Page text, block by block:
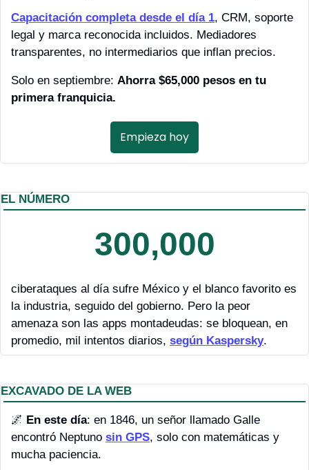
Capacitación completa desde el día 1, CRM, soporte
legal y marca reconocida incluidos. Mediadores
transparentes, no intermediarios que inflan precios.
Solo en septiembre: Ahorra $65,000 pesos en tu
primera franquicia.
Empieza hoy
EL NÚMERO
300,000
ciberataques al día sufre México y el blanco favorito es
la industria, seguido del gobierno. Pero la peor
amenaza son las apps montadeudas: se bloquean, en
promedio, mil intentos diarios, según Kaspersky.
EXCAVADO DE LA WEB
🌌 En este día: en 1846, un señor llamado Galle
encontró Neptuno sin GPS, solo con matemáticas y
mucha paciencia.